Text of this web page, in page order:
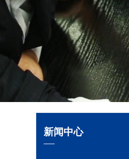
新闻中心